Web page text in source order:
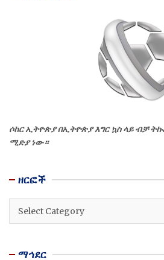
ሶከር ኢትዮጵያ በኢትዮጵያ እግር ኳስ ላይ ብቻ
ሚድያ ነው።
ዘርፎች
ዘርፎች
ማኅደር